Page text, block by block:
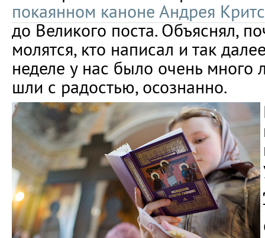
покаянном каноне Андрея
до Великого поста. Объяснял,
молятся, кто написал и так
неделе у нас было очень много
шли с радостью, осознанно.